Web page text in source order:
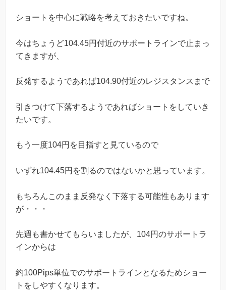
ショートを中心に戦略を考えておきたいですね。
今はちょうど104.45円付近のサポートラインで止まっ
てきますが、
反発するようであれば104.90付近のレジスタンスまで
引きつけて下落するようであればショートをしていき
たいです。
もう一度104円を目指すと見ているので
いずれ104.45円を割るのではないかと思っています。
もちろんこのまま反発なく下落する可能性もあります
が・・・
先週も書かせてもらいましたが、104円のサポートラ
インからは
約100Pips単位でのサポートラインとなるためショー
トをしやすくなります。